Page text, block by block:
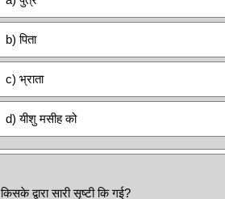
b) पिता
c) भ्राता
d) यीशु मसीह को
किसके द्वारा सारी सृष्टी कि गई?